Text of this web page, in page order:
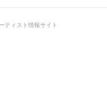
ティスト情報サイト